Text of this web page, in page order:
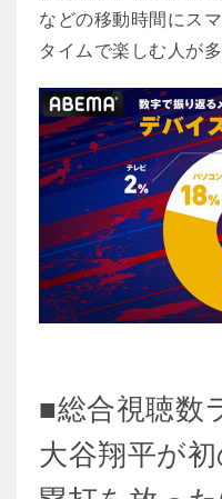
などの移動時間にス
タイムで楽しむ人が
■総合視聴数
大谷翔平が